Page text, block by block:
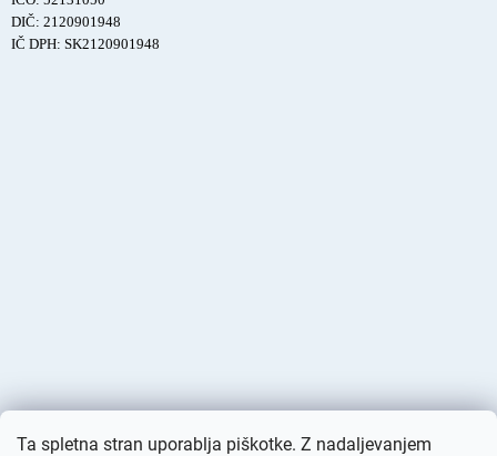
Ta spletna stran uporablja piškotke. Z nadaljevanjem
DIČ: 2120901948
IČ DPH: SK2120901948